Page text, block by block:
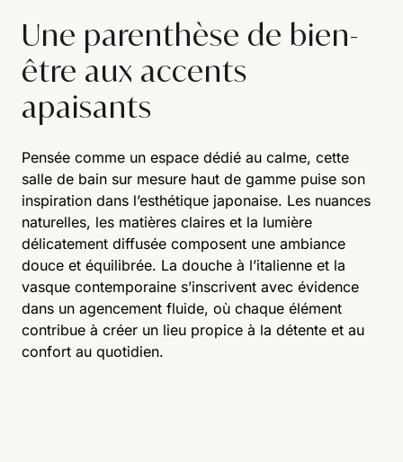
Une parenthèse de bien-
être aux accents
apaisants
Pensée comme un espace dédié au calme, cette
salle de bain sur mesure haut de gamme puise son
inspiration dans l’esthétique japonaise. Les nuances
naturelles, les matières claires et la lumière
délicatement diffusée composent une ambiance
douce et équilibrée. La douche à l’italienne et la
vasque contemporaine s’inscrivent avec évidence
dans un agencement fluide, où chaque élément
contribue à créer un lieu propice à la détente et au
confort au quotidien.